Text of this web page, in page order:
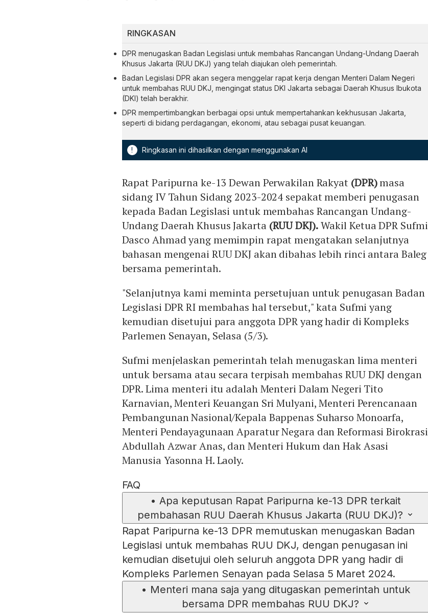
RINGKASAN
DPR menugaskan Badan Legislasi untuk membahas Rancangan Undang-Undang Daerah
Khusus Jakarta (RUU DKJ) yang telah diajukan oleh pemerintah.
Badan Legislasi DPR akan segera menggelar rapat kerja dengan Menteri Dalam Negeri
untuk membahas RUU DKJ, mengingat status DKI Jakarta sebagai Daerah Khusus Ibukota
(DKI) telah berakhir.
DPR mempertimbangkan berbagai opsi untuk mempertahankan kekhususan Jakarta,
seperti di bidang perdagangan, ekonomi, atau sebagai pusat keuangan.
! Ringkasan ini dihasilkan dengan menggunakan AI
Rapat Paripurna ke-13 Dewan Perwakilan Rakyat (DPR)masa
sidang IV Tahun Sidang 2023-2024 sepakat memberi penugasan
kepada Badan Legislasi untuk membahas Rancangan Undang-
Undang Daerah Khusus Jakarta (RUU DKJ).Wakil Ketua DPR Sufmi
Dasco Ahmad yang memimpin rapat mengatakan selanjutnya
bahasan mengenai RUU DKJ akan dibahas lebih rinci antara Baleg
bersama pemerintah.
"Selanjutnya kami meminta persetujuan untuk penugasan Badan
Legislasi DPR RI membahas hal tersebut," kata Sufmi yang
kemudian disetujui para anggota DPR yang hadir di Kompleks
Parlemen Senayan, Selasa (5/3).
Sufmi menjelaskan pemerintah telah menugaskan lima menteri
untuk bersama atau secara terpisah membahas RUU DKJ dengan
DPR. Lima menteri itu adalah Menteri Dalam Negeri Tito
Karnavian, Menteri Keuangan Sri Mulyani, Menteri Perencanaan
Pembangunan Nasional/Kepala Bappenas Suharso Monoarfa,
Menteri Pendayagunaan Aparatur Negara dan Reformasi Birokrasi
Abdullah Azwar Anas, dan Menteri Hukum dan Hak Asasi
Manusia Yasonna H. Laoly.
FAQ
• Apa keputusan Rapat Paripurna ke-13 DPR terkait
pembahasan RUU Daerah Khusus Jakarta (RUU DKJ)?
Rapat Paripurna ke-13 DPR memutuskan menugaskan Badan
Legislasi untuk membahas RUU DKJ, dengan penugasan ini
kemudian disetujui oleh seluruh anggota DPR yang hadir di
Kompleks Parlemen Senayan pada Selasa 5 Maret 2024.
• Menteri mana saja yang ditugaskan pemerintah untuk
bersama DPR membahas RUU DKJ?